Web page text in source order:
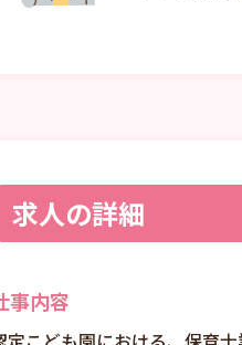
求人の詳細
事内容